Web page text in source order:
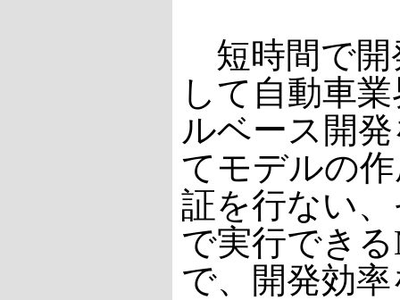
短時間で開
して自動車
ルベース開
てモデルの
証を行ない
で実行でき
で、開発効